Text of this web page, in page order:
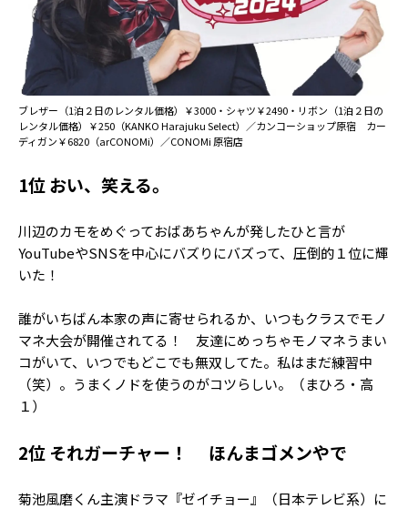
Follow us
ST member
新規会員登録・ログイン
ブレザー（1泊２日のレンタル価格）￥3000・シャツ￥2490・リボン（1泊２日の
レンタル価格）￥250（KANKO Harajuku Select）／カンコーショップ原宿 カー
ディガン￥6820（arCONOMi）／CONOMi 原宿店
1位 おい、笑える。
川辺のカモをめぐっておばあちゃんが発したひと言が
YouTubeやSNSを中心にバズりにバズって、圧倒的１位に輝
いた！
誰がいちばん本家の声に寄せられるか、いつもクラスでモノ
マネ大会が開催されてる！ 友達にめっちゃモノマネうまい
コがいて、いつでもどこでも無双してた。私はまだ練習中
（笑）。うまくノドを使うのがコツらしい。（まひろ・高
１）
2位 それガーチャー！ ほんまゴメンやで
菊池風磨くん主演ドラマ『ゼイチョー』（日本テレビ系）に